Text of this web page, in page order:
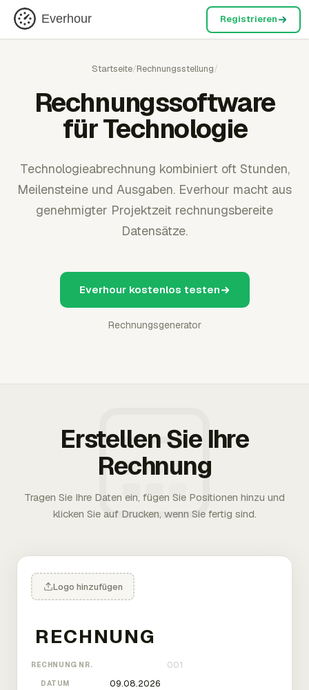
Everhour Registrieren
Startseite/Rechnungsstellung/
Rechnungssoftware
für Technologie
Technologieabrechnung kombiniert oft Stunden,
Meilensteine und Ausgaben. Everhour macht aus
genehmigter Projektzeit rechnungsbereite
Datensätze.
Everhour kostenlos testen
Rechnungsgenerator
Erstellen Sie Ihre
Rechnung
Tragen Sie Ihre Daten ein, fügen Sie Positionen hinzu und
klicken Sie auf Drucken, wenn Sie fertig sind.
Logo hinzufügen
RECHNUNG NR.
DATUM